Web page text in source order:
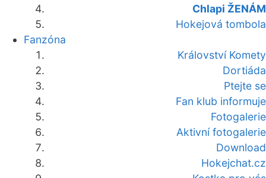
Chlapi ŽENÁM
Hokejová tombola
Fanzóna
Království Komety
Dortiáda
Ptejte se
Fan klub informuje
Fotogalerie
Aktivní fotogalerie
Download
Hokejchat.cz